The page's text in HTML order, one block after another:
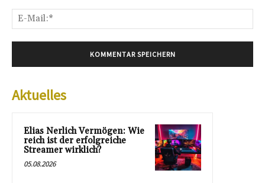
Aktuelles
Elias Nerlich Vermögen: Wie
reich ist der erfolgreiche
Streamer wirklich?
05.08.2026